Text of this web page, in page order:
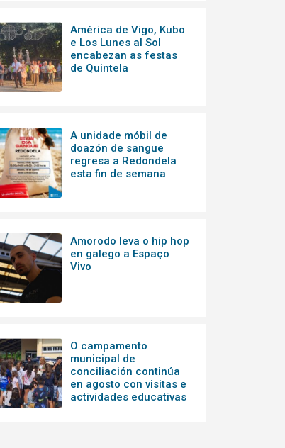
América de Vigo, Kubo
e Los Lunes al Sol
encabezan as festas
de Quintela
A unidade móbil de
doazón de sangue
regresa a Redondela
esta fin de semana
Amorodo leva o hip hop
en galego a Espaço
Vivo
O campamento
municipal de
conciliación continúa
en agosto con visitas e
actividades educativas